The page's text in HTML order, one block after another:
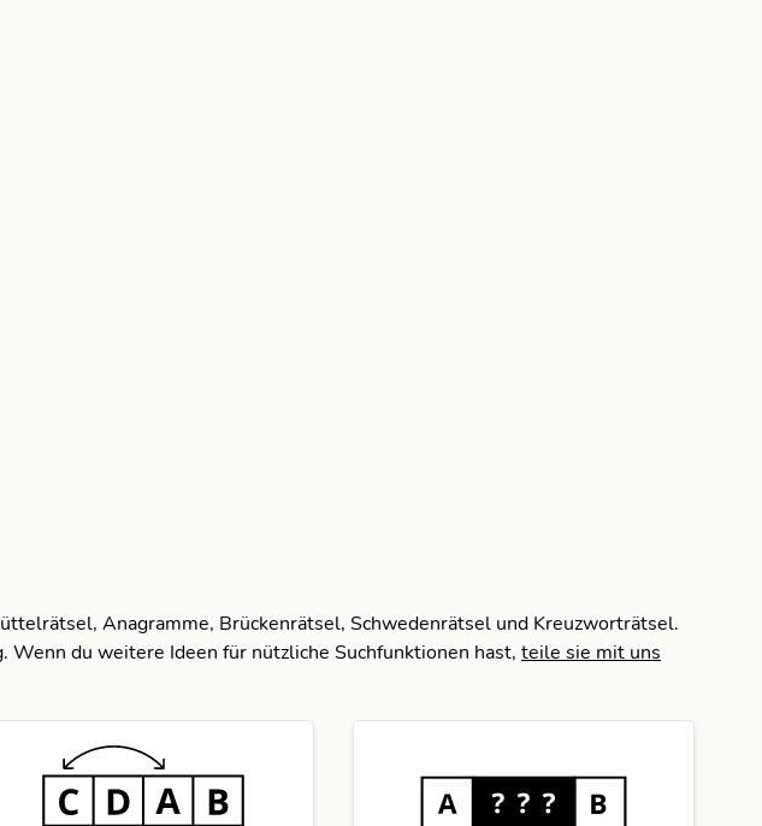
Anagramme, Brückenrätsel, Schwedenrätsel und Kreuzworträtsel.
du weitere Ideen für nützliche Suchfunktionen hast, teile sie mit uns